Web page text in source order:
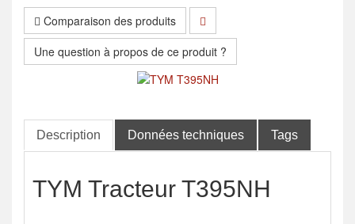
Comparaison des produits
Une question à propos de ce produit ?
Description Données techniques Tags
TYM Tracteur T395NH